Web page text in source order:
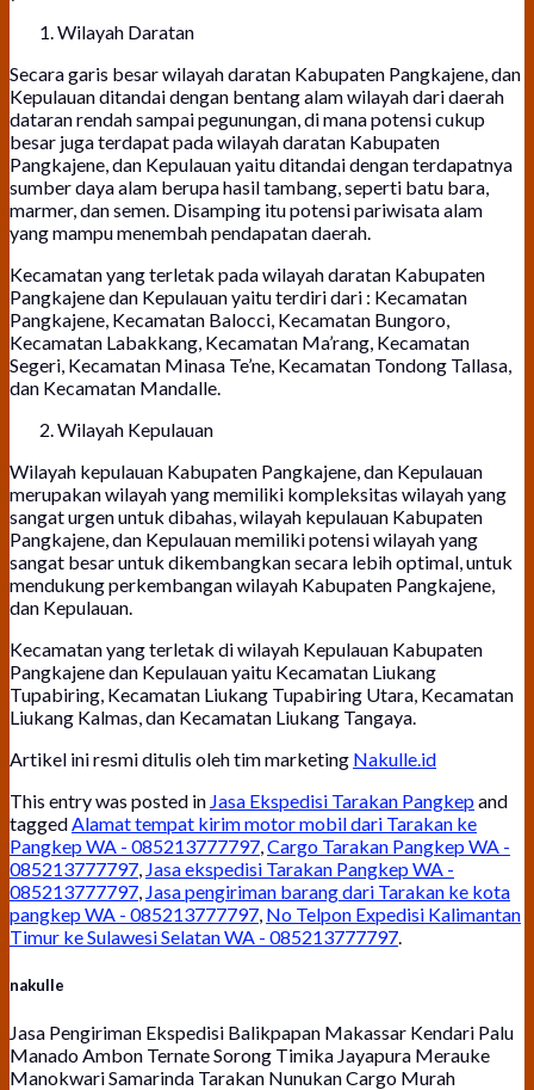
Wilayah Daratan
Secara garis besar wilayah daratan Kabupaten Pangkajene, dan
Kepulauan ditandai dengan bentang alam wilayah dari daerah
dataran rendah sampai pegunungan, di mana potensi cukup
besar juga terdapat pada wilayah daratan Kabupaten
Pangkajene, dan Kepulauan yaitu ditandai dengan terdapatnya
sumber daya alam berupa hasil tambang, seperti batu bara,
marmer, dan semen. Disamping itu potensi pariwisata alam
yang mampu menembah pendapatan daerah.
Kecamatan yang terletak pada wilayah daratan Kabupaten
Pangkajene dan Kepulauan yaitu terdiri dari : Kecamatan
Pangkajene, Kecamatan Balocci, Kecamatan Bungoro,
Kecamatan Labakkang, Kecamatan Ma’rang, Kecamatan
Segeri, Kecamatan Minasa Te’ne, Kecamatan Tondong Tallasa,
dan Kecamatan Mandalle.
Wilayah Kepulauan
Wilayah kepulauan Kabupaten Pangkajene, dan Kepulauan
merupakan wilayah yang memiliki kompleksitas wilayah yang
sangat urgen untuk dibahas, wilayah kepulauan Kabupaten
Pangkajene, dan Kepulauan memiliki potensi wilayah yang
sangat besar untuk dikembangkan secara lebih optimal, untuk
mendukung perkembangan wilayah Kabupaten Pangkajene,
dan Kepulauan.
Kecamatan yang terletak di wilayah Kepulauan Kabupaten
Pangkajene dan Kepulauan yaitu Kecamatan Liukang
Tupabiring, Kecamatan Liukang Tupabiring Utara, Kecamatan
Liukang Kalmas, dan Kecamatan Liukang Tangaya.
Artikel ini resmi ditulis oleh tim marketing Nakulle.id
This entry was posted in Jasa Ekspedisi Tarakan Pangkepand
taggedAlamat tempat kirim motor mobil dari Tarakan ke
Pangkep WA - 085213777797,Cargo Tarakan Pangkep WA -
085213777797, Jasa ekspedisi Tarakan Pangkep WA -
085213777797, Jasa pengiriman barang dari Tarakan ke kota
pangkep WA - 085213777797, No Telpon Expedisi Kalimantan
Timur ke Sulawesi Selatan WA - 085213777797.
nakulle
Jasa Pengiriman Ekspedisi Balikpapan Makassar Kendari Palu
Manado Ambon Ternate Sorong Timika Jayapura Merauke
Manokwari Samarinda Tarakan Nunukan Cargo Murah